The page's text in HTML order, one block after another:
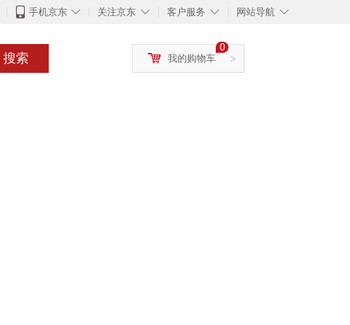
◇
手机京东 ◇
关注京东 ◇
客户服务 ◇
网站导航
搜索 >
0
我的购物车